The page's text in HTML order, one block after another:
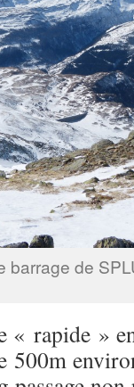
barrage de
« rapide »